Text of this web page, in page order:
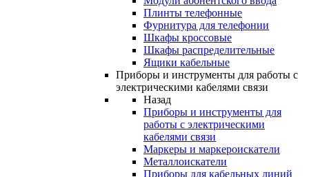
Плинты телефонные
Фурнитура для телефонии
Шкафы кроссовые
Шкафы распределительные
Ящики кабельные
Приборы и инструменты для работы с
электрическими кабелями связи
Назад
Приборы и инструменты для
работы с электрическими
кабелями связи
Маркеры и маркероискатели
Металлоискатели
Приборы для кабельных линий